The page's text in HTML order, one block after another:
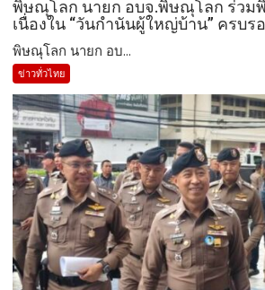
พิษณุโลก นายก อบจ.พิษณุโลก ร่วม
เนื่องใน “วันกำนันผู้ใหญ่บ้าน” ครบร
พิษณุโลก นายก อบ...
ข่าวทั่วไทย